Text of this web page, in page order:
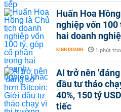
Huấn Hoa
nghiệp vốn 100
hai doanh
KINH DOANH - 1 phút
AI trở nên
đầu tư tháo
40%, 150 tỷ
tiếc